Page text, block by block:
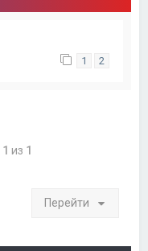
1 2
1 из 1
Перейти